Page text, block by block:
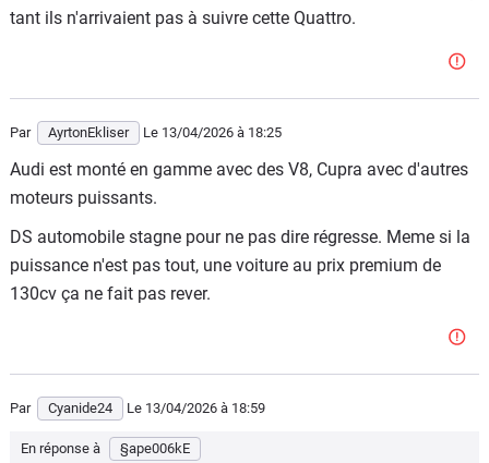
tant ils n'arrivaient pas à suivre cette Quattro.
Par AyrtonEkliser Le 13/04/2026 à 18:25
Audi est monté en gamme avec des V8, Cupra avec d'autres
moteurs puissants.
DS automobile stagne pour ne pas dire régresse. Meme si la
puissance n'est pas tout, une voiture au prix premium de
130cv ça ne fait pas rever.
Par Cyanide24 Le 13/04/2026 à 18:59
En réponse à §ape006kE